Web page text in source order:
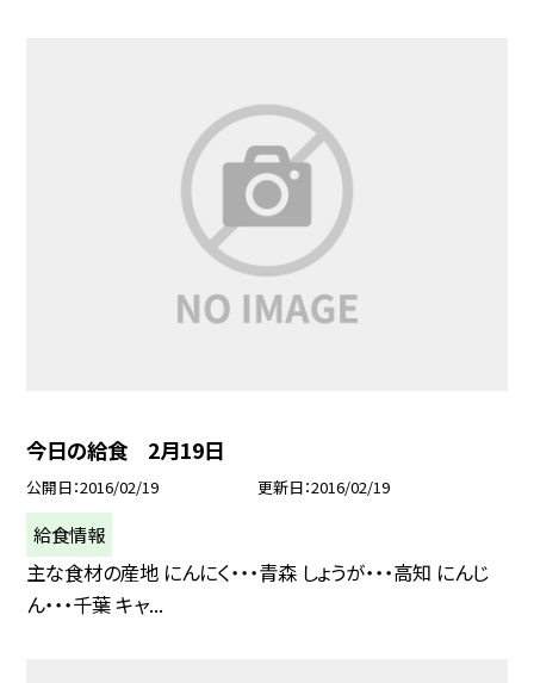
今日の給食 2月19日
公開日 2016/02/19 更新日 2016/02/19
給食情報
主な食材の産地 にんにく・・・青森 しょうが・・・高知 にんじ
ん・・・千葉 キャ...